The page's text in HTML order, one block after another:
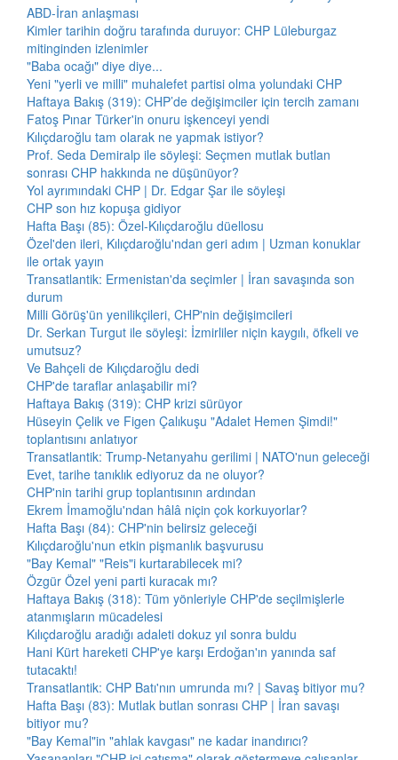
ABD-İran anlaşması
Kimler tarihin doğru tarafında duruyor: CHP Lüleburgaz
mitinginden izlenimler
"Baba ocağı" diye diye...
Yeni "yerli ve milli" muhalefet partisi olma yolundaki CHP
Haftaya Bakış (319): CHP’de değişimciler için tercih zamanı
Fatoş Pınar Türker'in onuru işkenceyi yendi
Kılıçdaroğlu tam olarak ne yapmak istiyor?
Prof. Seda Demiralp ile söyleşi: Seçmen mutlak butlan
sonrası CHP hakkında ne düşünüyor?
Yol ayrımındaki CHP | Dr. Edgar Şar ile söyleşi
CHP son hız kopuşa gidiyor
Hafta Başı (85): Özel-Kılıçdaroğlu düellosu
Özel'den ileri, Kılıçdaroğlu'ndan geri adım | Uzman konuklar
ile ortak yayın
Transatlantik: Ermenistan'da seçimler | İran savaşında son
durum
Milli Görüş'ün yenilikçileri, CHP'nin değişimcileri
Dr. Serkan Turgut ile söyleşi: İzmirliler niçin kaygılı, öfkeli ve
umutsuz?
Ve Bahçeli de Kılıçdaroğlu dedi
CHP'de taraflar anlaşabilir mi?
Haftaya Bakış (319): CHP krizi sürüyor
Hüseyin Çelik ve Figen Çalıkuşu "Adalet Hemen Şimdi!"
toplantısını anlatıyor
Transatlantik: Trump-Netanyahu gerilimi | NATO'nun geleceği
Evet, tarihe tanıklık ediyoruz da ne oluyor?
CHP'nin tarihi grup toplantısının ardından
Ekrem İmamoğlu'ndan hâlâ niçin çok korkuyorlar?
Hafta Başı (84): CHP'nin belirsiz geleceği
Kılıçdaroğlu'nun etkin pişmanlık başvurusu
"Bay Kemal" "Reis"i kurtarabilecek mi?
Özgür Özel yeni parti kuracak mı?
Haftaya Bakış (318): Tüm yönleriyle CHP'de seçilmişlerle
atanmışların mücadelesi
Kılıçdaroğlu aradığı adaleti dokuz yıl sonra buldu
Hani Kürt hareketi CHP'ye karşı Erdoğan'ın yanında saf
tutacaktı!
Transatlantik: CHP Batı'nın umrunda mı? | Savaş bitiyor mu?
Hafta Başı (83): Mutlak butlan sonrası CHP | İran savaşı
bitiyor mu?
"Bay Kemal"in "ahlak kavgası" ne kadar inandırıcı?